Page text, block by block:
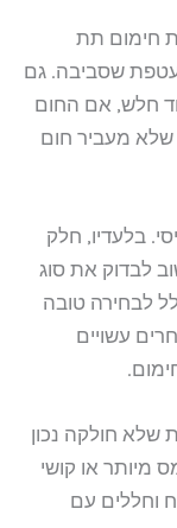
חימום תת
שסביבה. גם
חלש, אם החום
שלא מעביר חום
בלעדיו, חלק
לבדוק את סוג
לבחירה טובה
עשויים
חולקה נכון
מיותר או קושי
וחללים עם